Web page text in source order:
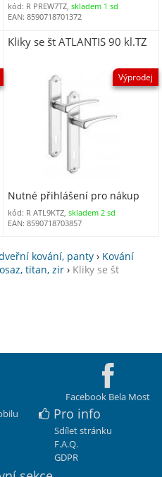
kód: R PREW7TZ,skladem 1 sd
EAN: 8590718701372
Kliky se št ATLANTIS 90 kl.TZ
Výprodej
Nutné přihlášení pro nákup
kód: R ATL9KTZ,skladem 2 sd
EAN: 8590718703857
kování, panty › Kování
titan, zir › Kliky se št
Facebook Bela Most
Pro info
Sdílet stránku
F.A.Q.
GDPR